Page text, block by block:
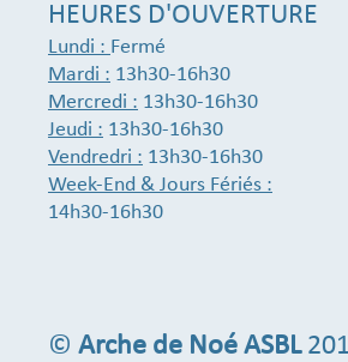
HEURES D'OUVERTURE
Lundi : Fermé
Mardi : 13h30-16h30
Mercredi : 13h30-16h30
Jeudi : 13h30-16h30
Vendredri : 13h30-16h30
Week-End & Jours Fériés :
14h30-16h30
© Arche de Noé ASBL